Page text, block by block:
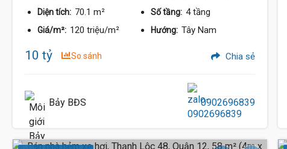
Diện tích: 70.1 m² Số tầng: 4 tầng
Giá/m²: 120 triệu/m² Hướng: Tây Nam
10 tỷ So sánh Chia sẻ
Bảy BĐS 0902696839